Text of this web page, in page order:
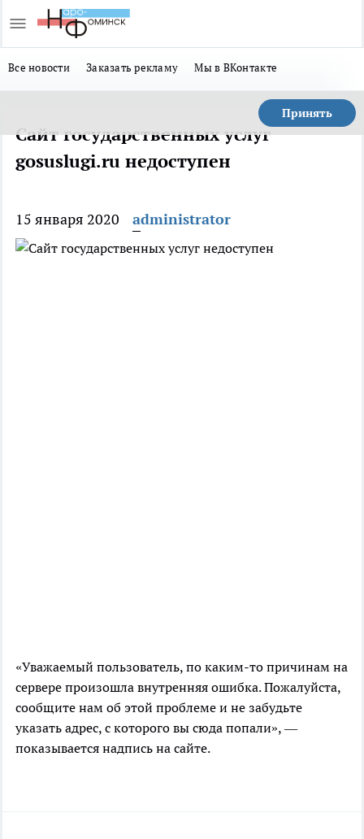
Все новости Заказать рекламу Мы в ВКонтакте
Принять
Сайт государственных услуг
gosuslugi.ru недоступен
15 января 2020 administrator
«Уважаемый пользователь, по каким-то причинам на
сервере произошла внутренняя ошибка. Пожалуйста,
сообщите нам об этой проблеме и не забудьте
указать адрес, с которого вы сюда попали», —
показывается надпись на сайте.